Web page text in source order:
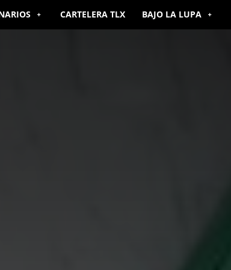
CARTELERA TLX BAJO LA LUPA